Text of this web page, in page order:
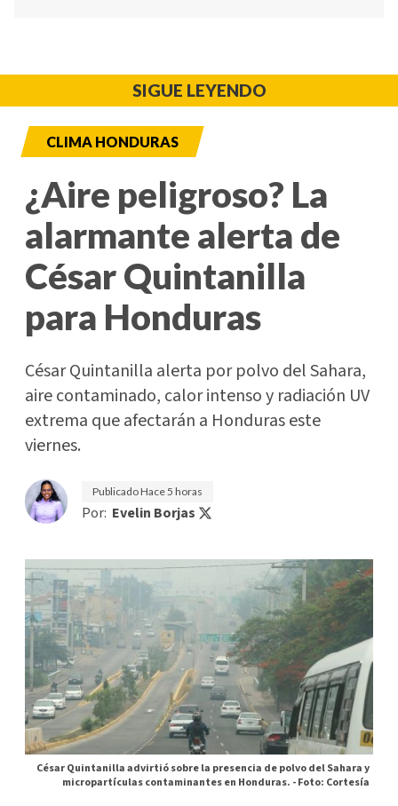
SIGUE LEYENDO
CLIMA HONDURAS
¿Aire peligroso? La
alarmante alerta de
César Quintanilla
para Honduras
César Quintanilla alerta por polvo del Sahara,
aire contaminado, calor intenso y radiación UV
extrema que afectarán a Honduras este
viernes.
PublicadoHace 5 horas
Por: Evelin Borjas
César Quintanilla advirtió sobre la presencia de polvo del Sahara y
micropartículas contaminantes en Honduras. -Foto: Cortesía